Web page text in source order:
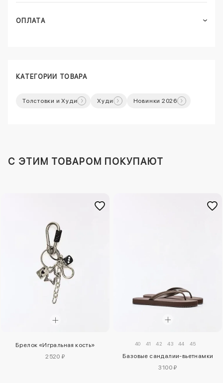
ОПЛАТА
КАТЕГОРИИ ТОВАРА
Толстовки и Худи Худи Новинки 2026
C ЭТИМ ТОВАРОМ ПОКУПАЮТ
Брелок «Игральная кость»
2520 ₽
40 41 42 43 44 45
Базовые сандалии-вьетнамки
3100 ₽